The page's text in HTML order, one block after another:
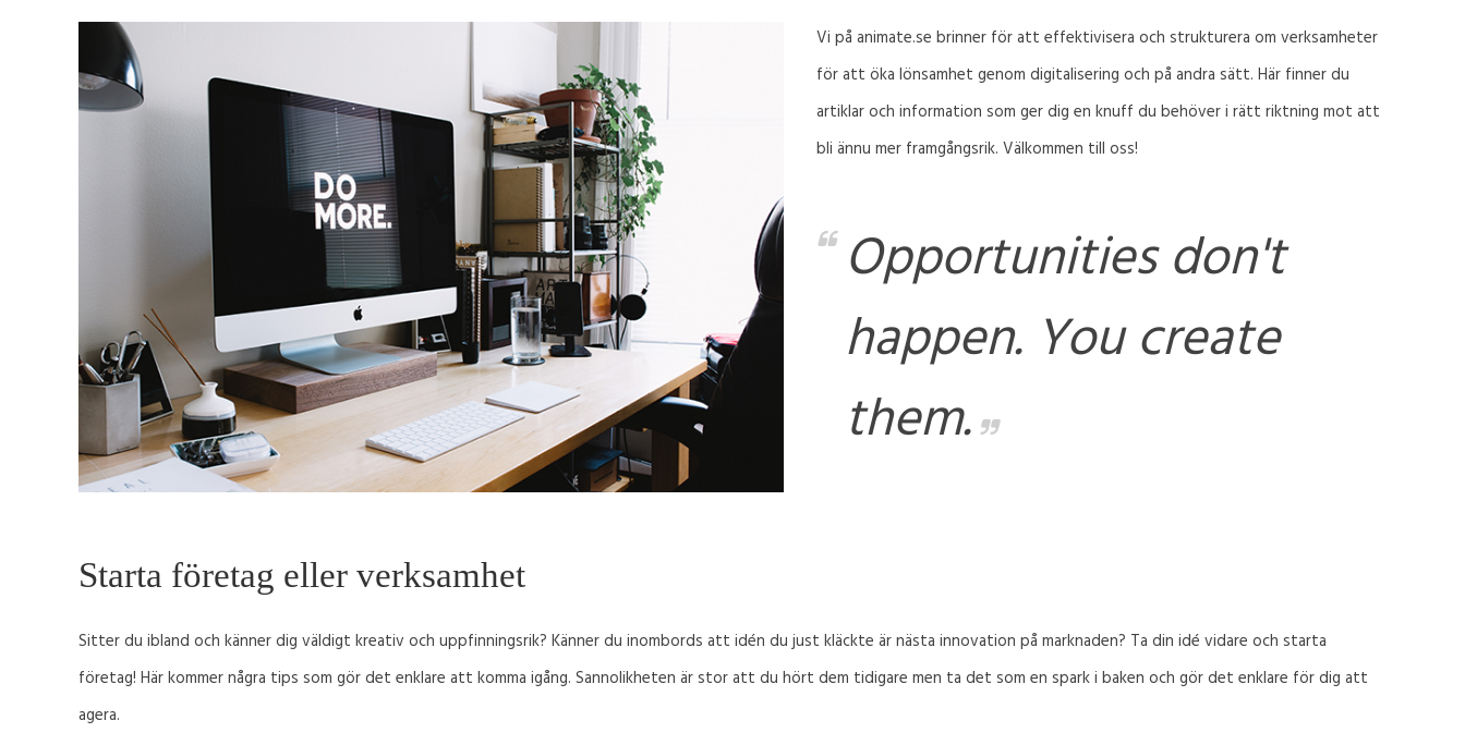
Vi på animate.se brinner för att effektivisera och strukturera om verksamheter
för att öka lönsamhet genom digitalisering och på andra sätt. Här finner du
artiklar och information som ger dig en knuff du behöver i rätt riktning mot att
bli ännu mer framgångsrik. Välkommen till oss!
Opportunities don't
happen. You create
them.
Starta företag eller verksamhet
Sitter du ibland och känner dig väldigt kreativ och uppfinningsrik? Känner du inombords att idén du just kläckte är nästa innovation på marknaden? Ta din idé vidare och starta
företag! Här kommer några tips som gör det enklare att komma igång. Sannolikheten är stor att du hört dem tidigare men ta det som en spark i baken och gör det enklare för dig att
agera.